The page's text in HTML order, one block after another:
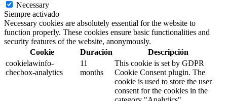
Necessary
Siempre activado
Necessary cookies are absolutely essential for the website to
function properly. These cookies ensure basic functionalities and
security features of the website, anonymously.
Cookie
Duración
Descripción
cookielawinfo-
checbox-analytics
11
months
This cookie is set by GDPR
Cookie Consent plugin. The
cookie is used to store the user
consent for the cookies in the